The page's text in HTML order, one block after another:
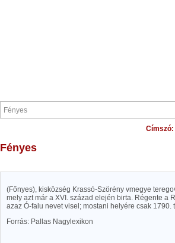
Címszó:
Fényes
(Főnyes), kisközség Krassó-Szörény vmegye
mely azt már a XVI. század elején birta. Régente a
azaz Ó-falu nevet visel; mostani helyére csak 1790.
Forrás: Pallas Nagylexikon